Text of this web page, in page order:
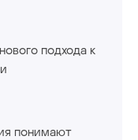
подхода к
понимают